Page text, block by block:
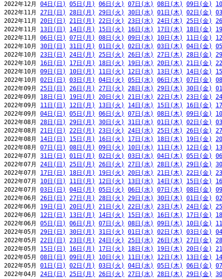
2022年12月 04日(日) 05日(月) 06日(火) 07日(水) 08日(木) 09日(金)
2022年11月 27日(日) 28日(月) 29日(火) 30日(水) 01日(木) 02日(金)
2022年11月 20日(日) 21日(月) 22日(火) 23日(水) 24日(木) 25日(金)
2022年11月 13日(日) 14日(月) 15日(火) 16日(水) 17日(木) 18日(金)
2022年11月 06日(日) 07日(月) 08日(火) 09日(水) 10日(木) 11日(金)
2022年10月 30日(日) 31日(月) 01日(火) 02日(水) 03日(木) 04日(金)
2022年10月 23日(日) 24日(月) 25日(火) 26日(水) 27日(木) 28日(金)
2022年10月 16日(日) 17日(月) 18日(火) 19日(水) 20日(木) 21日(金)
2022年10月 09日(日) 10日(月) 11日(火) 12日(水) 13日(木) 14日(金)
2022年10月 02日(日) 03日(月) 04日(火) 05日(水) 06日(木) 07日(金)
2022年09月 25日(日) 26日(月) 27日(火) 28日(水) 29日(木) 30日(金)
2022年09月 18日(日) 19日(月) 20日(火) 21日(水) 22日(木) 23日(金)
2022年09月 11日(日) 12日(月) 13日(火) 14日(水) 15日(木) 16日(金)
2022年09月 04日(日) 05日(月) 06日(火) 07日(水) 08日(木) 09日(金)
2022年08月 28日(日) 29日(月) 30日(火) 31日(水) 01日(木) 02日(金)
2022年08月 21日(日) 22日(月) 23日(火) 24日(水) 25日(木) 26日(金)
2022年08月 14日(日) 15日(月) 16日(火) 17日(水) 18日(木) 19日(金)
2022年08月 07日(日) 08日(月) 09日(火) 10日(水) 11日(木) 12日(金)
2022年07月 31日(日) 01日(月) 02日(火) 03日(水) 04日(木) 05日(金)
2022年07月 24日(日) 25日(月) 26日(火) 27日(水) 28日(木) 29日(金)
2022年07月 17日(日) 18日(月) 19日(火) 20日(水) 21日(木) 22日(金)
2022年07月 10日(日) 11日(月) 12日(火) 13日(水) 14日(木) 15日(金)
2022年07月 03日(日) 04日(月) 05日(火) 06日(水) 07日(木) 08日(金)
2022年06月 26日(日) 27日(月) 28日(火) 29日(水) 30日(木) 01日(金)
2022年06月 19日(日) 20日(月) 21日(火) 22日(水) 23日(木) 24日(金)
2022年06月 12日(日) 13日(月) 14日(火) 15日(水) 16日(木) 17日(金)
2022年06月 05日(日) 06日(月) 07日(火) 08日(水) 09日(木) 10日(金)
2022年05月 29日(日) 30日(月) 31日(火) 01日(水) 02日(木) 03日(金)
2022年05月 22日(日) 23日(月) 24日(火) 25日(水) 26日(木) 27日(金)
2022年05月 15日(日) 16日(月) 17日(火) 18日(水) 19日(木) 20日(金)
2022年05月 08日(日) 09日(月) 10日(火) 11日(水) 12日(木) 13日(金)
2022年05月 01日(日) 02日(月) 03日(火) 04日(水) 05日(木) 06日(金)
2022年04月 24日(日) 25日(月) 26日(火) 27日(水) 28日(木) 29日(金)